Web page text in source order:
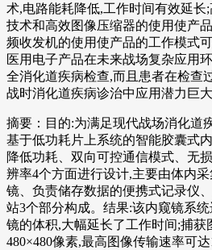
术,电路能耗降低,工作时间有效延
技术和高效图像压缩器的使用使产
频收发机的使用使产品的工作模
医用电子产品在未来战场复杂应用
全消化道疾病检查,而且患者在检查
战时消化道疾病诊治中应用潜力巨大
摘要：目的:为满足现代战场消化道
基于低功耗片上系统的智能胶囊式
降低功耗、双向可控通信模式、无
辨率4个方面进行设计,主要由体内
镜、负责储存数据的便携式记录仪
站3个部分构成。结果:该内窥镜系
镜的体积,大幅延长了工作时间;捕获
480×480像素,最高图像传输速率可